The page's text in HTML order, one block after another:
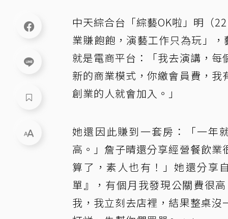
中天綜合台「綜藝OK啦」明（
業賺飽飽，演藝工作只為玩」，
就是電商平台：「我去演講，
新的商業模式，你繳會員費，
創業的人就會加入。」
她還因此賺到一套房：「一年
高。」詹子晴還分享經營餐飲
算了，素人也有！」她還分享
單』，有個月我發現公關費很
我，我立刻去店裡，結果整桌